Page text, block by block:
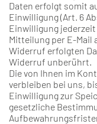
Daten erfolgt somit
Einwilligung (Art. 6
Einwilligung
Mitteilung per E-Mail
Widerruf erfolgten
Widerruf unberührt.
Die von Ihnen im
verbleiben bei uns,
Einwilligung zur
gesetzliche